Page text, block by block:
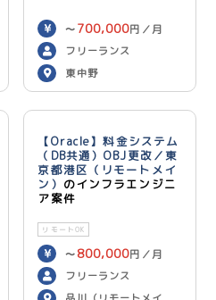
〜 700,000円／月
フリーランス
東中野
【Oracle】料金システム
（DB共通）OBJ更改／東
京都港区（リモートメイ
ン） のインフラエンジニ
ア案件
リモートOK
〜 800,000円／月
フリーランス